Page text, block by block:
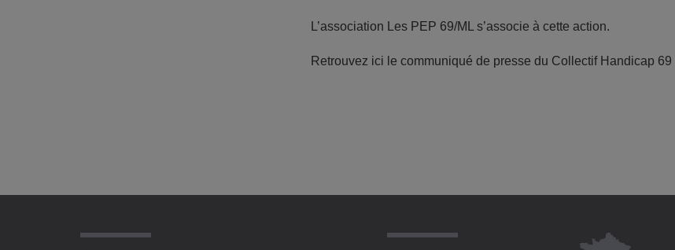
L’association Les PEP 69/ML s’associe à cette action.
Retrouvez ici le communiqué de presse du Collectif Handicap 69